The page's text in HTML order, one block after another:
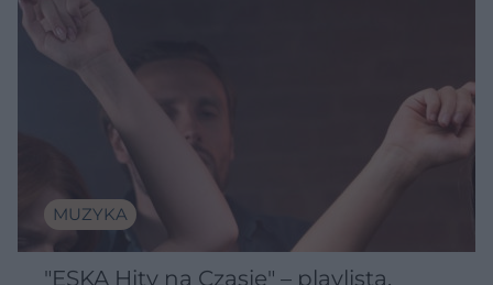
MUZYKA
"ESKA Hity na Czasie" – playlista,